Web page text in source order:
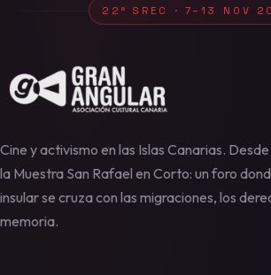
22ª SREC · 7–13 NOV
Cine y activismo en las Islas Canarias.
la Muestra San Rafael en Corto: un foro
insular se cruza con las migraciones, los
memoria.